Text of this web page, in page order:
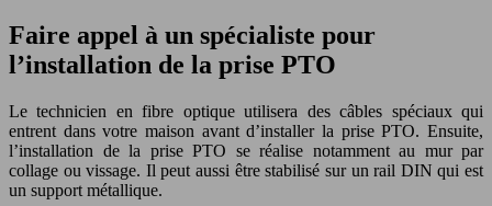
Faire appel à un spécialiste pour
l’installation de la prise PTO
Le technicien en fibre optique utilisera des câbles spéciaux qui
entrent dans votre maison avant d’installer la prise PTO. Ensuite,
l’installation de la prise PTO se réalise notamment au mur par
collage ou vissage. Il peut aussi être stabilisé sur un rail DIN qui est
un support métallique.